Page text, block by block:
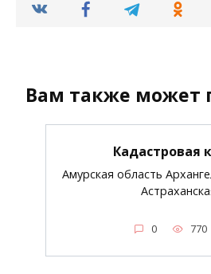
Вам также может
Кадастровая
Амурская область
0 770